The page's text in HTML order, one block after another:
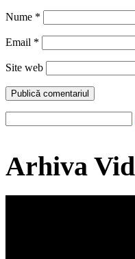
Nume *
Email *
Site web
Arhiva